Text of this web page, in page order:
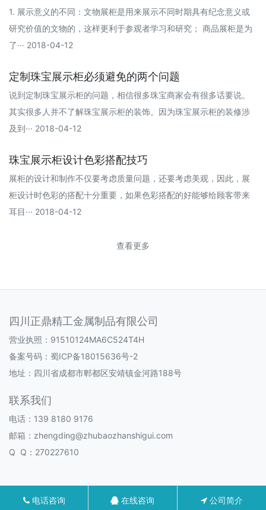
1. 展示意义的不同：文物展柜是用来展示不同时期具有纪念意义或
研究价值的文物的，这样更利于参观者学习和研究； 商品展柜是为
了··· 2018-04-12
定制珠宝展示柜必须避免的两个问题
说到定制珠宝展示柜的问题，相信很多珠宝商家会有很多话要说。
其实很多人并不了解珠宝展示柜的装饰。因为珠宝展示柜的装修涉
及到··· 2018-04-12
珠宝展示柜设计色彩搭配技巧
展柜的设计和制作不仅要考虑质量问题，还要考虑美观，因此，展
柜设计时色彩的搭配十分重要，如果色彩搭配的好能够给顾客带来
耳目··· 2018-04-12
查看更多
四川正鼎精工金属制品有限公司
营业执照：91510124MA6C524T4H
备案号码： 蜀ICP备18015636号-2
地址：四川省成都市郫都区安靖镇金河路188号
联系我们
电话：139 8180 9176
邮箱：zhengding@zhubaozhanshigui.com
Q Q：270227610
电话咨询 在线咨询 公司简介